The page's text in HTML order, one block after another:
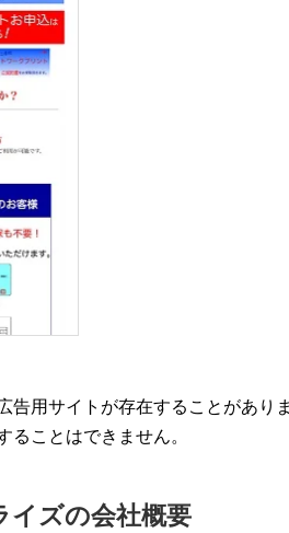
用サイトが存在することがあり
ることはできません。
イズの会社概要